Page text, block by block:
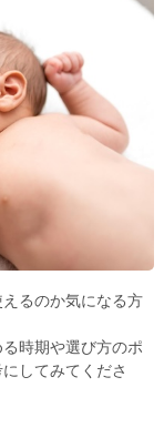
るのか気になる方
時期や選び方のポ
してみてくださ